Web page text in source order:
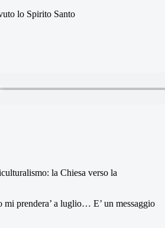
lo Spirito Santo
la Chiesa verso la
mi prendera’ a luglio… E’ un messaggio